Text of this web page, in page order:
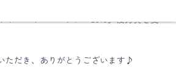
ヤー・イン・エナジー2019」優秀賞を受
ただき、ありがとうございます♪